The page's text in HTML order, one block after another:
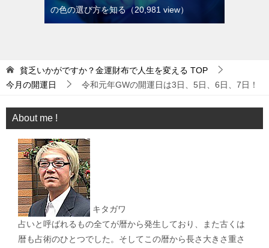
の色の選び方を知る（20,981 view）
貧乏いかがですか？金運財布で人生を変える TOP
今月の開運日
令和元年GWの開運日は3日、5日、6日、7日！
About me !
キタガワ
占いと呼ばれるもの全てが暦から発生しており、また古くは
暦も占術のひとつでした。そしてこの暦から長さ大きさ重さ